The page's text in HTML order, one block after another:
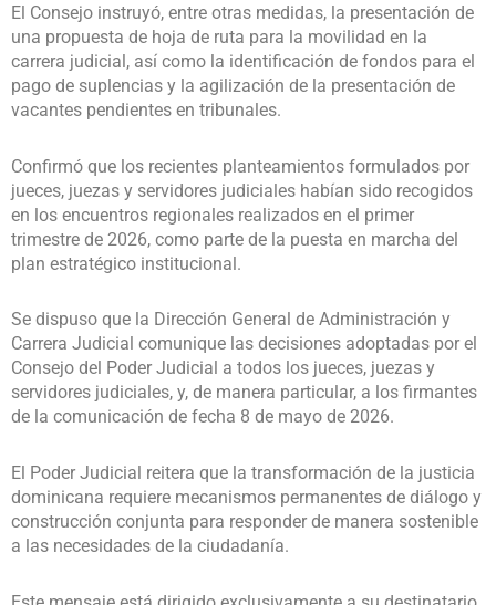
El Consejo instruyó, entre otras medidas, la presentación de
una propuesta de hoja de ruta para la movilidad en la
carrera judicial, así como la identificación de fondos para el
pago de suplencias y la agilización de la presentación de
vacantes pendientes en tribunales.
Confirmó que los recientes planteamientos formulados por
jueces, juezas y servidores judiciales habían sido recogidos
en los encuentros regionales realizados en el primer
trimestre de 2026, como parte de la puesta en marcha del
plan estratégico institucional.
Se dispuso que la Dirección General de Administración y
Carrera Judicial comunique las decisiones adoptadas por el
Consejo del Poder Judicial a todos los jueces, juezas y
servidores judiciales, y, de manera particular, a los firmantes
de la comunicación de fecha 8 de mayo de 2026.
El Poder Judicial reitera que la transformación de la justicia
dominicana requiere mecanismos permanentes de diálogo y
construcción conjunta para responder de manera sostenible
a las necesidades de la ciudadanía.